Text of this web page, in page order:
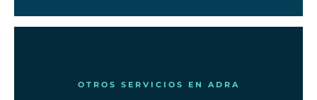
OTROS SERVICIOS EN ADRA